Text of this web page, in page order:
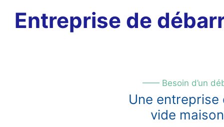
Entreprise de
—— Besoin d’un
Une entreprise
vide